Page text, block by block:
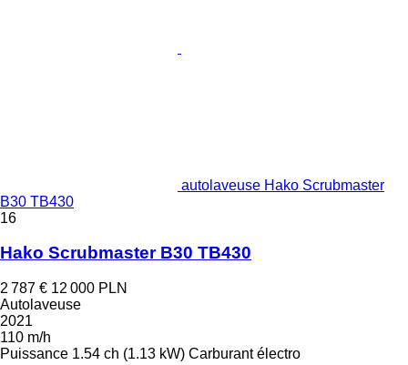
autolaveuse Hako Scrubmaster
B30 TB430
16
Hako Scrubmaster B30 TB430
2 787 € 12 000 PLN
Autolaveuse
2021
110 m/h
Puissance 1.54 ch (1.13 kW) Carburant électro